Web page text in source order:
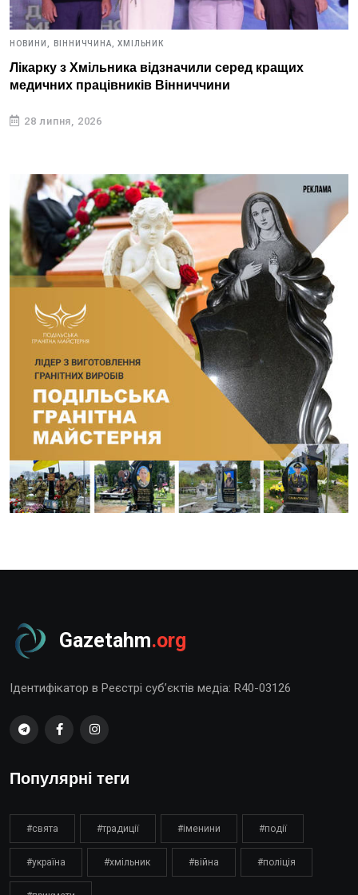
НОВИНИ, ВІННИЧЧИНА, ХМІЛЬНИК
Лікарку з Хмільника відзначили серед кращих
медичних працівників Вінниччини
28 липня, 2026
Gazetahm.org
Ідентифікатор в Реєстрі суб’єктів медіа: R40-03126
Популярні теги
#свята #традиції #іменини #події
#україна #хмільник #війна #поліція